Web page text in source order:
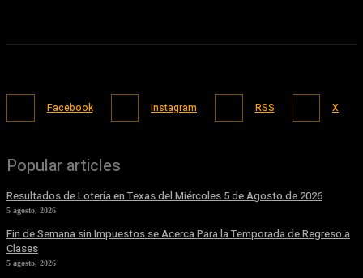
Facebook Instagram RSS X
Popular articles
Resultados de Lotería en Texas del Miércoles 5 de Agosto de 2026
5 agosto, 2026
Fin de Semana sin Impuestos se Acerca Para la Temporada de Regreso a
Clases
5 agosto, 2026